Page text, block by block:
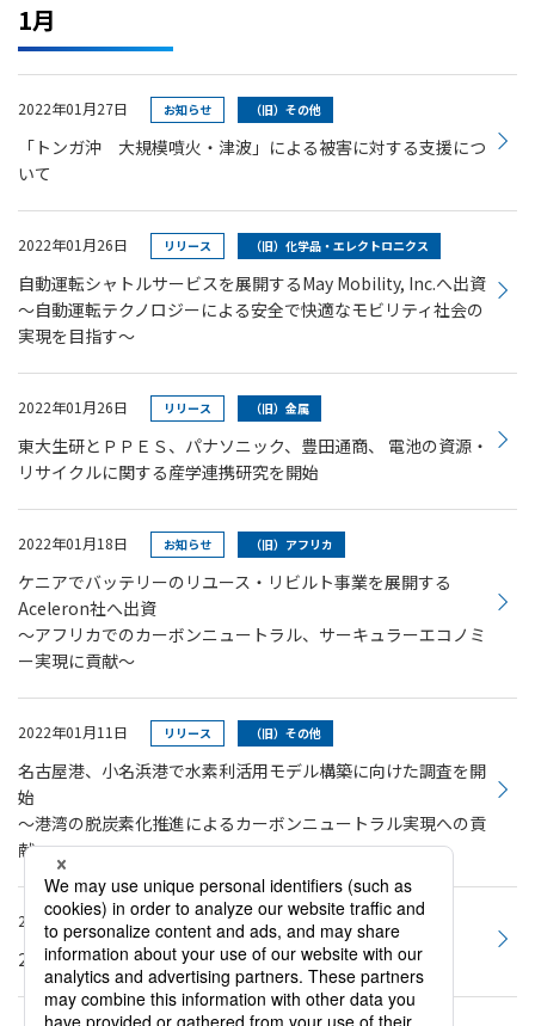
1月
2022年01月27日 お知らせ （旧）その他
「トンガ沖 大規模噴火・津波」による被害に対する支援につ
いて
2022年01月26日 リリース （旧）化学品・エレクトロニクス
自動運転シャトルサービスを展開するMay Mobility, Inc.へ出資
～自動運転テクノロジーによる安全で快適なモビリティ社会の
実現を目指す～
2022年01月26日 リリース （旧）金属
東大生研とＰＰＥＳ、パナソニック、豊田通商、 電池の資源・
リサイクルに関する産学連携研究を開始
2022年01月18日 お知らせ （旧）アフリカ
ケニアでバッテリーのリユース・リビルト事業を展開する
Aceleron社へ出資
～アフリカでのカーボンニュートラル、サーキュラーエコノミ
ー実現に貢献～
2022年01月11日 リリース （旧）その他
名古屋港、小名浜港で水素利活用モデル構築に向けた調査を開
始
～港湾の脱炭素化推進によるカーボンニュートラル実現への貢
献～
2022年01月05日 （旧）その他
2022年 社長年頭 社員向けメッセージ